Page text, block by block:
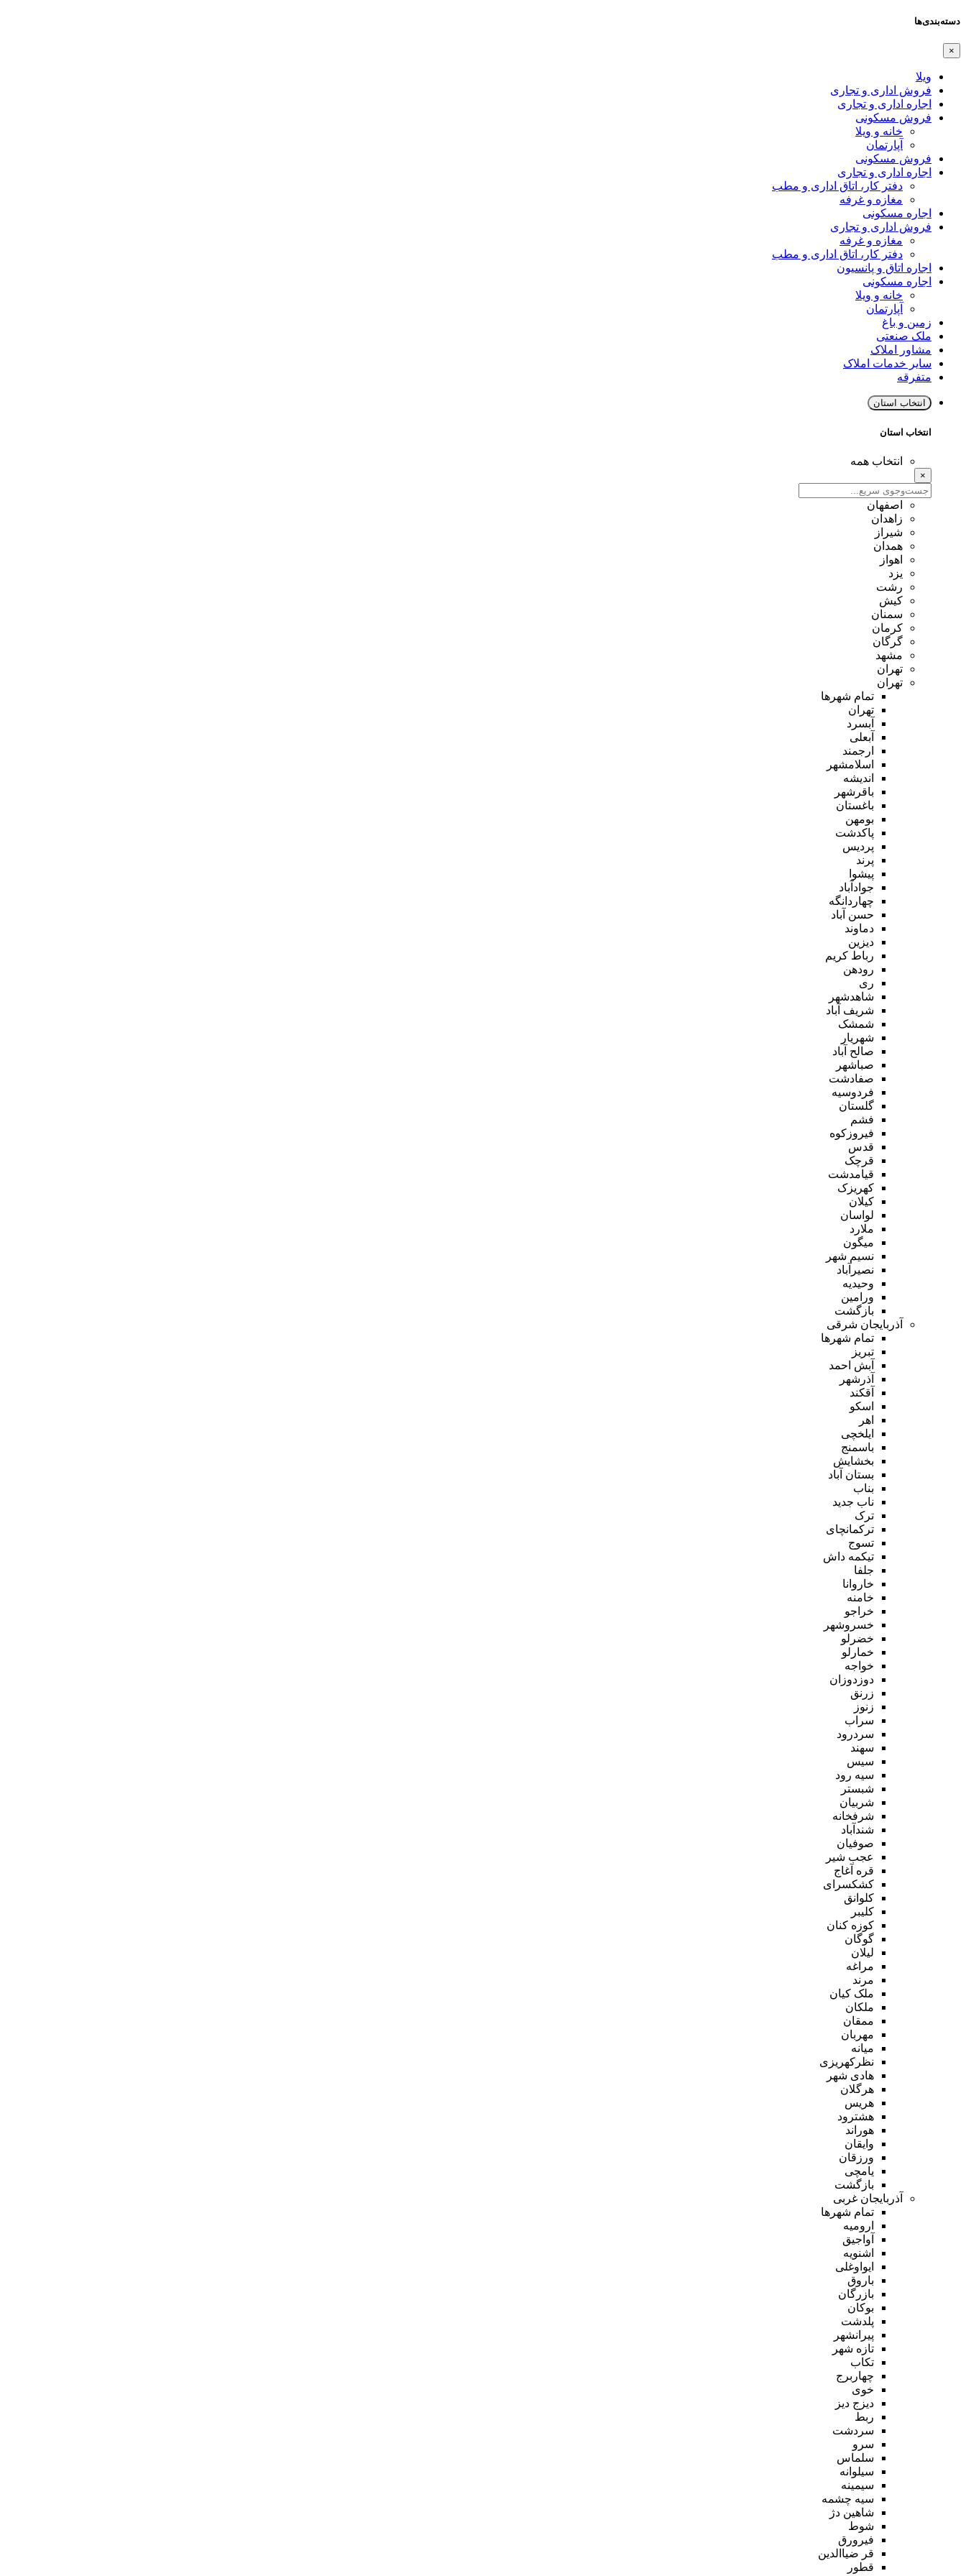
دسته‌بندی‌ها
×
ویلا
فروش اداری و تجاری
اجاره اداری و تجاری
فروش مسکونی
خانه و ویلا
آپارتمان
فروش مسکونی
اجاره اداری و تجاری
دفتر کار، اتاق اداری و مطب
مغازه و غرفه
اجاره مسکونی
فروش اداری و تجاری
مغازه و غرفه
دفتر کار، اتاق اداری و مطب
اجاره اتاق و پانسیون
اجاره مسکونی
خانه و ویلا
آپارتمان
زمین و باغ
ملک صنعتی
مشاور املاک
سایر خدمات املاک
متفرقه
انتخاب استان
انتخاب استان
انتخاب همه
×
اصفهان
زاهدان
شیراز
همدان
اهواز
یزد
رشت
کیش
سمنان
کرمان
گرگان
مشهد
تهران
تهران
تمام شهر‌ها
تهران
آبسرد
آبعلی
ارجمند
اسلامشهر
اندیشه
باقرشهر
باغستان
بومهن
پاکدشت
پردیس
پرند
پیشوا
جوادآباد
چهاردانگه
حسن آباد
دماوند
دیزین
رباط کریم
رودهن
ری
شاهدشهر
شریف آباد
شمشک
شهریار
صالح آباد
صباشهر
صفادشت
فردوسیه
گلستان
فشم
فیروزکوه
قدس
قرچک
قیامدشت
کهریزک
کیلان
لواسان
ملارد
میگون
نسیم شهر
نصیرآباد
وحیدیه
ورامین
بازگشت
آذربایجان شرقی
تمام شهر‌ها
تبریز
آبش احمد
آذرشهر
آقکند
اسکو
اهر
ایلخچی
باسمنج
بخشایش
بستان آباد
بناب
ناب جدید
ترک
ترکمانچای
تسوج
تیکمه داش
جلفا
خاروانا
خامنه
خراجو
خسروشهر
خضرلو
خمارلو
خواجه
دوزدوزان
زرنق
زنوز
سراب
سردرود
سهند
سیس
سیه رود
شبستر
شربیان
شرفخانه
شندآباد
صوفیان
عجب شیر
قره آغاج
کشکسرای
کلوانق
کلیبر
کوزه کنان
گوگان
لیلان
مراغه
مرند
ملک کیان
ملکان
ممقان
مهربان
میانه
نظرکهریزی
هادی شهر
هرگلان
هریس
هشترود
هوراند
وایقان
ورزقان
یامچی
بازگشت
آذربایجان غربی
تمام شهر‌ها
ارومیه
آواجیق
اشنویه
ایواوغلی
باروق
بازرگان
بوکان
پلدشت
پیرانشهر
تازه شهر
تکاب
چهاربرج
خوی
دیزج دیز
ربط
سردشت
سرو
سلماس
سیلوانه
سیمینه
سیه چشمه
شاهین دژ
شوط
فیرورق
قر ضیاالدین
قطور